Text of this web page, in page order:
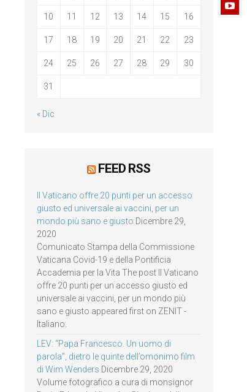
10 11 12 13 14 15 16
17 18 19 20 21 22 23
24 25 26 27 28 29 30
31
« Dic
FEED RSS
Il Vaticano offre 20 punti per un accesso
giusto ed universale ai vaccini, per un
mondo più sano e giusto Dicembre 29,
2020
Comunicato Stampa della Commissione
Vaticana Covid-19 e della Pontificia
Accademia per la Vita The post Il Vaticano
offre 20 punti per un accesso giusto ed
universale ai vaccini, per un mondo più
sano e giusto appeared first on ZENIT -
Italiano.
LEV: “Papa Francesco. Un uomo di
parola”, dietro le quinte dell’omonimo film
di Wim Wenders Dicembre 29, 2020
Volume fotografico a cura di monsignor